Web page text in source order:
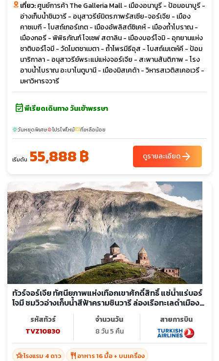
เที่ยว:ศูนย์การค้า The Galleria Mall - เมืองอนานูรี - ป้อมอนาบูรี -
อ่างเก็บน้ำชินวารี - อนุสาวรีย์มิตรภาพรัสเซีย-จอร์เจีย - เมือง
คาซเบกี - โบสถ์เกอร์เกต - เมืองอัพลิสต์ซิเคห์ - เมืองถ้ำโบราณ -
เมืองกอรี - พิพิธภัณฑ์ โจเซฟ สตาลิน - เมืองบอร์โจมิ - อุทยานแห่ง
ชาติบอร์โจมี - วัดโมตชาเมตา - ถ้ำโพรมีธีอุส - โบสถ์เมเตห์คี - ป้อม
นาริกาลา - อนุสาวรีย์พระแม่แห่งจอร์เจีย - สะพานสันติภาพ - โรง
อาบน้ำโบราณ อะบาโนตูบานี - เมืองมิสเคด้า - วิหารสเวติสเคอเวรี -
มหาวิหารจวารี
event_availableพีเรียดเดินทาง วันเข้าพรรษา
sunnyวันหยุดพิเศษlocal_fire_departmentโปรไฟไหม้confirmation_numberที่เหลือน้อย
เริ่มต้น 55,888 ฿ ดูรายละเอียดarrow_forward
ทัวร์จอร์เจีย ทัศนียภาพแห่งเทือกเขาศักดิ์สิทธิ์ แช่น้ำแร่บอร์
โจมี ชมวิวอ่างเก็บน้ำสีฟ้าครามชินวารี ล่องเรือทะเลดำเมือง
รหัสทัวร์
TVZ10830
จำนวนวัน
8 วัน 5 คืน
สายการบิน
hotel_classโรงแรม 4 ดาว restaurant อาหาร 16 มื้อ + บนเครื่อง